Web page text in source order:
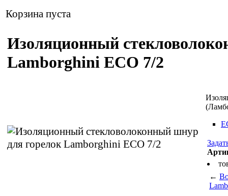
Корзина пуста
Изоляционный
Lamborghini ECO 7/2
←